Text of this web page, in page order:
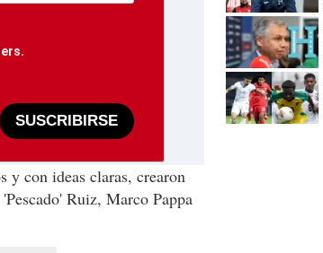
SUSCRIBIRSE
y con ideas claras, crearon
Ruiz, Marco Pappa